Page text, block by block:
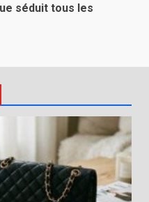
séduit tous les